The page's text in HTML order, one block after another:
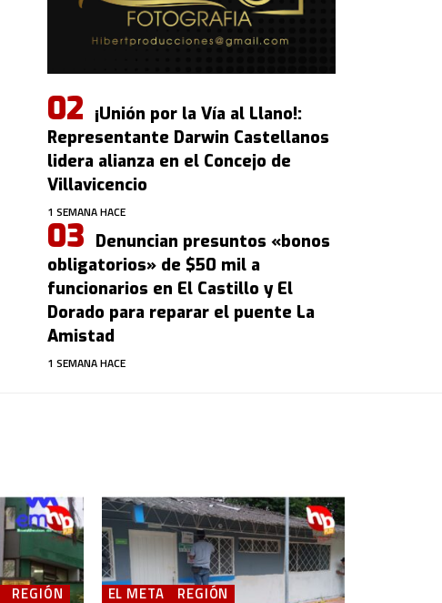
¡Unión por la Vía al Llano!:
Representante Darwin Castellanos
lidera alianza en el Concejo de
Villavicencio
1 SEMANA HACE
Denuncian presuntos «bonos
obligatorios» de $50 mil a
funcionarios en El Castillo y El
Dorado para reparar el puente La
Amistad
1 SEMANA HACE
REGIÓN
EL META
REGIÓN